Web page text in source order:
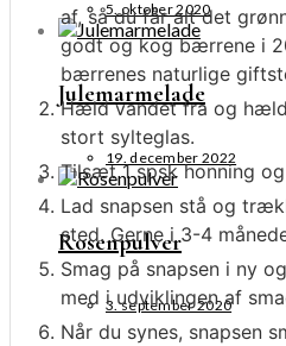
5. oktober 2020
Julemarmelade
19. december 2022
Rosenpulver
3. september 2020
af, så du får alt det
godt og kog bærrene i
bærrenes naturlige
Hæld vandet fra og
stort sylteglas.
Tilsæt 1 spsk honning
Lad snapsen stå og
sted. Gerne i 3-4
Smag på snapsen i ny
med i udviklingen af
Når du synes, snapsen